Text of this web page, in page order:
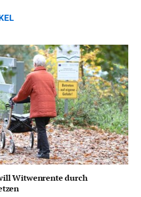
Witwenrente durch